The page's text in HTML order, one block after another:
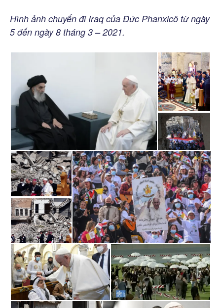
Hình ảnh chuyến đi Iraq của Đức Phanxicô từ ngày
5 đến ngày 8 tháng 3 – 2021.